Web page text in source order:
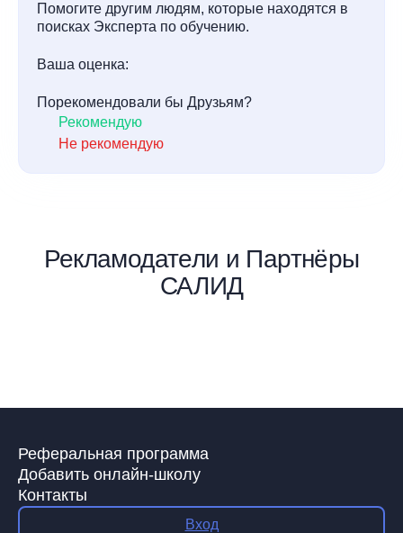
Помогите другим людям, которые находятся в
поисках Эксперта по обучению.
Ваша оценка:
Порекомендовали бы Друзьям?
Рекомендую
Не рекомендую
Рекламодатели и Партнёры
САЛИД
Реферальная программа
Добавить онлайн-школу
Контакты
Вход